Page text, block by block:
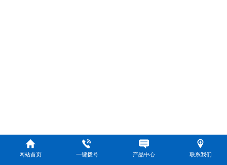
网站首页 一键拨号 产品中心 联系我们